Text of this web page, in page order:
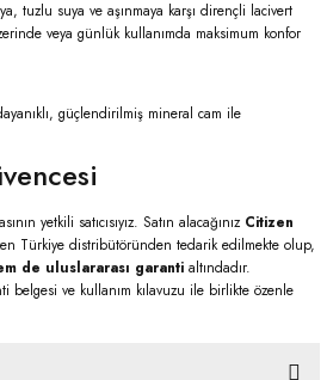
tuzlu suya ve aşınmaya karşı dirençli lacivert
veya günlük kullanımda maksimum konfor
güçlendirilmiş mineral cam ile
yetkili satıcısıyız. Satın alacağınız Citizen
Türkiye distribütöründen tedarik edilmekte olup,
de uluslararası garanti altındadır.
ve kullanım kılavuzu ile birlikte özenle